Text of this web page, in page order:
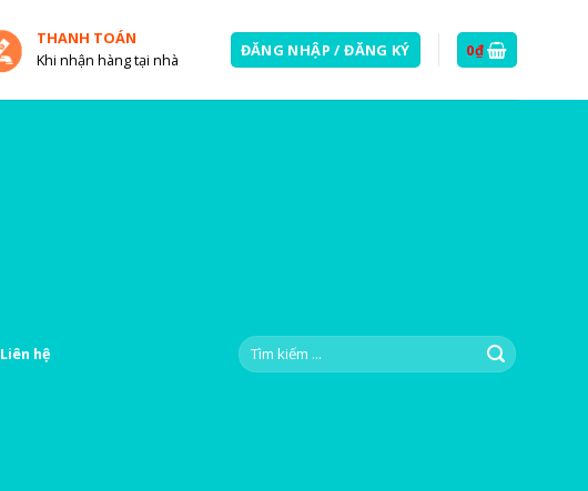
THANH TOÁN
Khi nhận hàng tại nhà
ĐĂNG NHẬP / ĐĂNG KÝ 0₫
Liên hệ
Tìm
kiếm: